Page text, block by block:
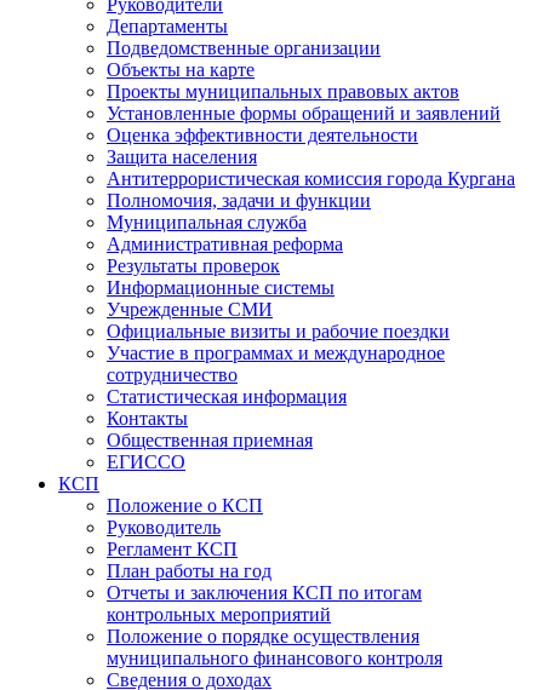
Руководители
Департаменты
Подведомственные организации
Объекты на карте
Проекты муниципальных правовых актов
Установленные формы обращений и заявлений
Оценка эффективности деятельности
Защита населения
Антитеррористическая комиссия города Кургана
Полномочия, задачи и функции
Муниципальная служба
Административная реформа
Результаты проверок
Информационные системы
Учрежденные СМИ
Официальные визиты и рабочие поездки
Участие в программах и международное
сотрудничество
Статистическая информация
Контакты
Общественная приемная
ЕГИССО
КСП
Положение о КСП
Руководитель
Регламент КСП
План работы на год
Отчеты и заключения КСП по итогам
контрольных мероприятий
Положение о порядке осуществления
муниципального финансового контроля
Сведения о доходах